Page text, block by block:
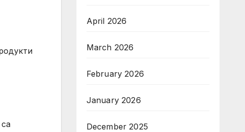
April 2026
March 2026
February 2026
January 2026
December 2025